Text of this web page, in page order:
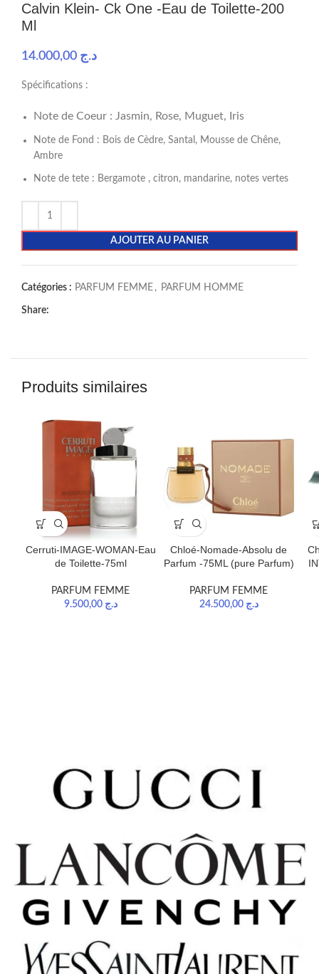
Calvin Klein- Ck One -Eau de Toilette-200
Ml
د.ج
Spécifications :
Note de Coeur : Jasmin, Rose, Muguet, Iris
Note de Fond : Bois de Cèdre, Santal, Mousse de Chêne,
Ambre
Note de tete : Bergamote , citron, mandarine, notes vertes
AJOUTER AU PANIER
Catégories : PARFUM FEMME , PARFUM HOMME
Share:
Produits similaires
Cerruti-IMAGE-WOMAN-Eau
de Toilette-75ml
PARFUM FEMME
د.ج 9.500,00
Chloé-Nomade-Absolu de
Parfum -75ML (pure Parfum)
PARFUM FEMME
د.ج 24.500,00